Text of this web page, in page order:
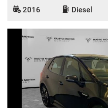
2016 Diesel
e
modificare
tue
qualsiasi
momento.